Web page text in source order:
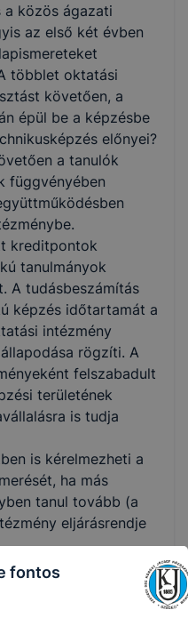
közös ágazati
az első két évben
többlet oktatási
követően, a
épül be a képzésbe
előnyei?
a tanulók
függvényében
kreditpontok
tanulmányok
A tudásbeszámítás
képzés időtartamát a
intézmény
rögzíti. A
felszabadult
területének
is tudja
is kérelmezheti a
ha más
tanul tovább (a
eljárásrendje
való
a hallgatók
folytatódhat
fontos